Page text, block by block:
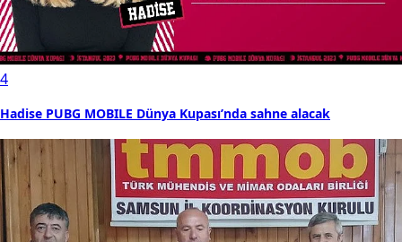
4
Hadise PUBG MOBILE Dünya Kupası’nda sahne alacak